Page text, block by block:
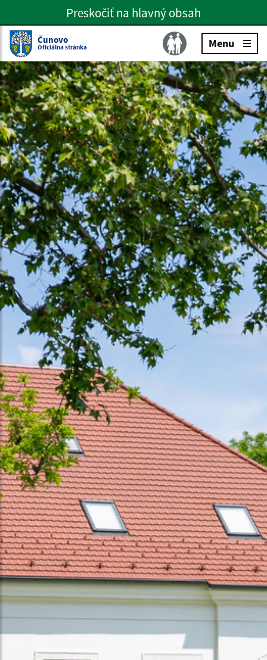
Preskočiť na hlavné menu
Preskočiť na hlavný obsah
Slovenčina
Čunovo
Oficiálna stránka Menu